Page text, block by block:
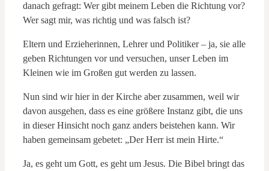
danach gefragt: Wer gibt meinem Leben die Richtung vor?
Wer sagt mir, was richtig und was falsch ist?
Eltern und Erzieherinnen, Lehrer und Politiker – ja, sie alle
geben Richtungen vor und versuchen, unser Leben im
Kleinen wie im Großen gut werden zu lassen.
Nun sind wir hier in der Kirche aber zusammen, weil wir
davon ausgehen, dass es eine größere Instanz gibt, die uns
in dieser Hinsicht noch ganz anders beistehen kann. Wir
haben gemeinsam gebetet: „Der Herr ist mein Hirte.“
Ja, es geht um Gott, es geht um Jesus. Die Bibel bringt das